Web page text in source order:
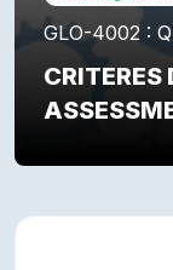
GLO-4002 :
Résumé de